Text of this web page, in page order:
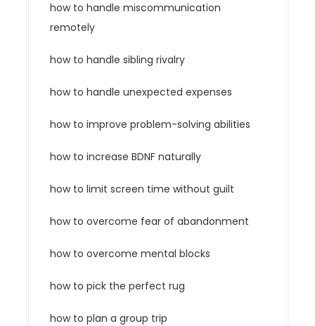
how to handle miscommunication
remotely
how to handle sibling rivalry
how to handle unexpected expenses
how to improve problem-solving abilities
how to increase BDNF naturally
how to limit screen time without guilt
how to overcome fear of abandonment
how to overcome mental blocks
how to pick the perfect rug
how to plan a group trip